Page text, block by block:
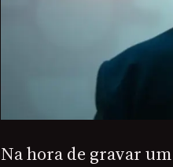
Na hora de gravar